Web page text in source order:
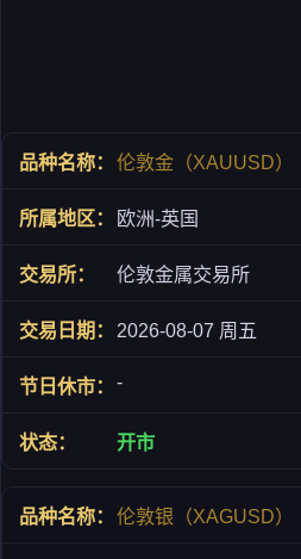
伦敦金（XAUUSD）
欧洲-英国
伦敦金属交易所
2026-08-07 周五
-
开市
伦敦银（XAGUSD）